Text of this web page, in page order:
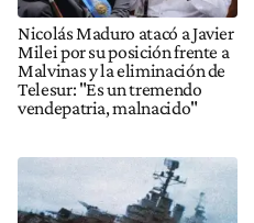
Nicolás Maduro atacó a Javier
Milei por su posición frente a
Malvinas y la eliminación de
Telesur: "Es un tremendo
vendepatria, malnacido"